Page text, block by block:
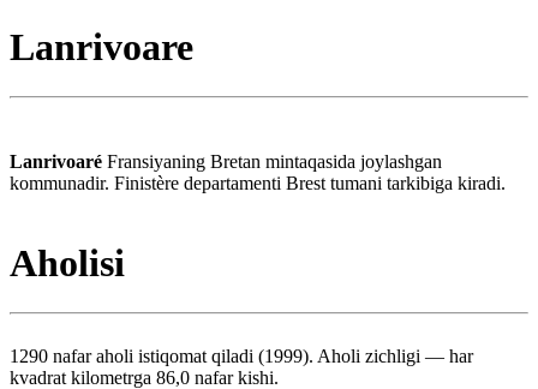
Lanrivoare
Lanrivoaré Fransiyaning Bretan mintaqasida joylashgan
kommunadir. Finistère departamenti Brest tumani tarkibiga kiradi.
Aholisi
1290 nafar aholi istiqomat qiladi (1999). Aholi zichligi — har
kvadrat kilometrga 86,0 nafar kishi.